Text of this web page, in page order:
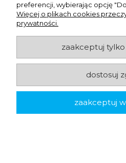
e-mail:
kontakt.sklep@ulex.com.pl
728202070, mail:
preferencji, wybierając opcję
Więcej o plikach cookies
prywatności.
zaakceptuj
dostosuj
zaakceptuj